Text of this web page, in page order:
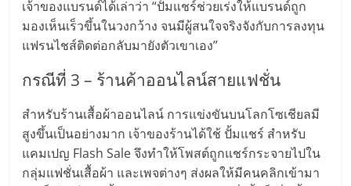
ลงทุน
และ
ขยาย
สา
เจ้าของแบรนด์ได้เล่าว่า “ปั้มแชร์ช่วยเร่งให้แบรนด์ถูก
มองเห็นเร็วขึ้นในวงกว้าง จนมีผู้สนใจจริงจังกับการลงทุน
แฟรนไชส์ติดต่อกลับมายังตัวเขาเอง”
กรณีที่ 3 – ร้านค้าออนไลน์สายแฟชั่น
สำหรับร้านเสื้อผ้าออนไลน์ การแข่งขันบนโลกโซเชียลมี
สูงขึ้นเป็นอย่างมาก เจ้าของร้านได้ใช้ ปั้มแชร์ สำหรับ
แคมเปญ Flash Sale จึงทำให้โพสต์ถูกแชร์กระจายไปใน
กลุ่มแฟชั่นเสื้อผ้า และเพจต่างๆ ส่งผลให้มีคนคลิกเข้ามา